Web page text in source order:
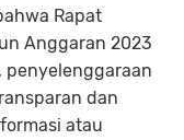
Rapat
Anggaran 2023
penyelenggaraan
dan
atau